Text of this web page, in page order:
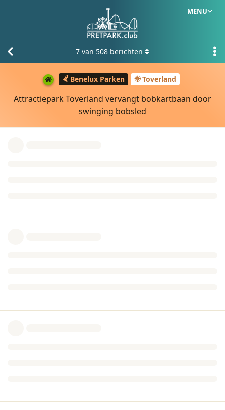
MENU
Benelux Parken Toverland
Attractiepark Toverland vervangt bobkartbaan door
swinging bobsled
7 van 508 berichten